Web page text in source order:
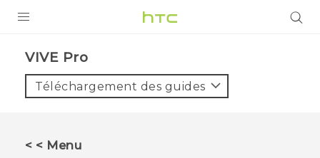
VIVE
VIVE Pro‎
Téléchargement des guides
< < Menu